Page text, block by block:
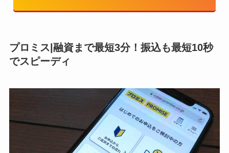
プロミス|融資まで最短3分！振込も最短10秒
でスピーディ